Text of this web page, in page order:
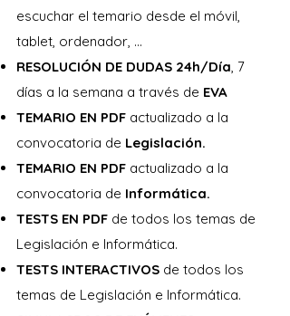
3. Las Leyes del Procedimiento
Administrativo Común de las
Administraciones Públicas y del
Régimen Jurídico del Sector Público.
Procedimiento administrativo común y
su alcance: iniciación, ordenación,
instrucción y terminación. La revisión de
los actos en vía administrativa: revisión
de oficio y recursos administrativos. El
recurso contencioso-administrativo.
Actividad administrativa impugnable.
Las partes: capacidad, legitimación,
escuchar el temario desde el móvil,
tablet, ordenador, …
RESOLUCIÓN DE DUDAS 24h/Día, 7
días a la semana a través de EVA
TEMARIO EN PDF actualizado a la
convocatoria de Legislación.
TEMARIO EN PDF actualizado a la
convocatoria de Informática.
TESTS EN PDF de todos los temas de
Legislación e Informática.
TESTS INTERACTIVOS de todos los
temas de Legislación e Informática.